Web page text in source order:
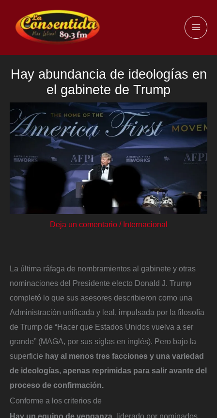
contenido
Hay abundancia de ideologías en
el gabinete de Trump
Deja un comentario / Internacional
La última ráfaga de nombramientos al gabinete y otras
nominaciones del Presidente electo Donald J. Trump
completó lo que sus asesores describieron como una
Administración unificada y leal, impulsada por la filosofía
de Trump de “Hacer que Estados Unidos vuelva a ser
grande” (MAGA, por sus siglas en inglés). Pero bajo la
superficie hay al menos tres facciones y una variedad
de ideologías, apenas reprimidas para salir avante del
proceso de confirmación.
Conforme a los criterios de
Hay un equipo de venganza, liderado por nominados